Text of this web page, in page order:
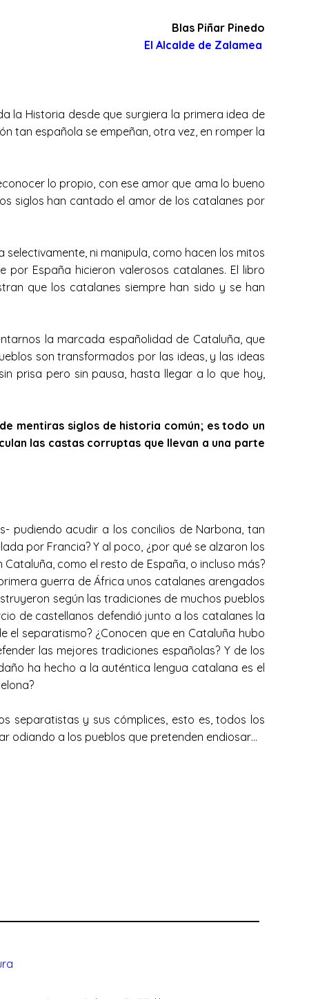
Blas Piñar Pinedo
El Alcalde de Zalamea
la Historia desde que surgiera la primera idea de
tan española se empeñan, otra vez, en romper la
lo propio, con ese amor que ama lo bueno
siglos han cantado el amor de los catalanes por
selectivamente, ni manipula, como hacen los mitos
por España hicieron valerosos catalanes. El libro
que los catalanes siempre han sido y se han
la marcada españolidad de Cataluña, que
son transformados por las ideas, y las ideas
prisa pero sin pausa, hasta llegar a lo que hoy,
mentiras siglos de historia común; es todo un
las castas corruptas que llevan a una parte
pudiendo acudir a los concilios de Narbona, tan
por Francia? Y al poco, ¿por qué se alzaron los
como el resto de España, o incluso más?
guerra de África unos catalanes arengados
según las tradiciones de muchos pueblos
de castellanos defendió junto a los catalanes la
el separatismo? ¿Conocen que en Cataluña hubo
las mejores tradiciones españolas? Y de los
ha hecho a la auténtica lengua catalana es el
separatistas y sus cómplices, esto es, todos los
odiando a los pueblos que pretenden endiosar…